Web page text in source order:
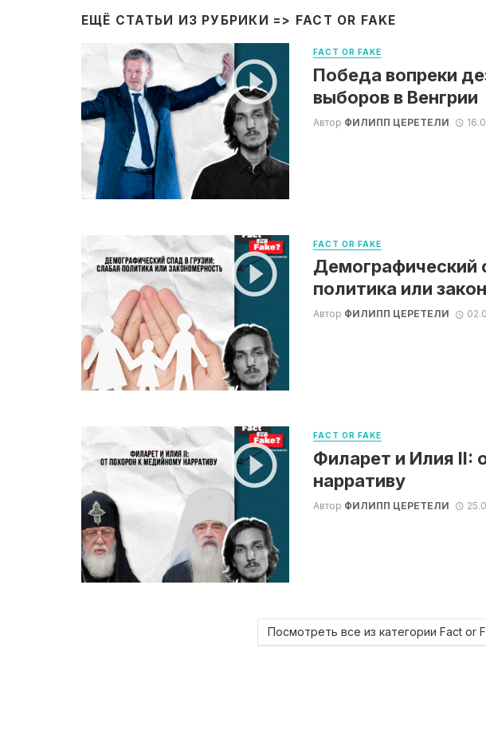
ЕЩЁ СТАТЬИ ИЗ РУБРИКИ => FACT OR FAKE
FACT OR FAKE
Победа вопреки
выборов в Венгрии
Автор ФИЛИПП ЦЕРЕТЕЛИ
FACT OR FAKE
Демографический
политика или
Автор ФИЛИПП ЦЕРЕТЕЛИ
FACT OR FAKE
Филарет и Илия II:
нарративу
Автор ФИЛИПП ЦЕРЕТЕЛИ
Посмотреть все из категории Fact or